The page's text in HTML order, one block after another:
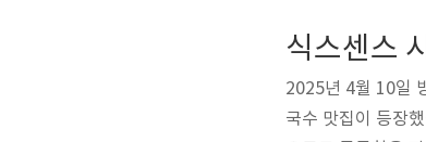
셨나요? 바로 식스
식스센스
2025년 4월 10일
국수 맛집이 등장